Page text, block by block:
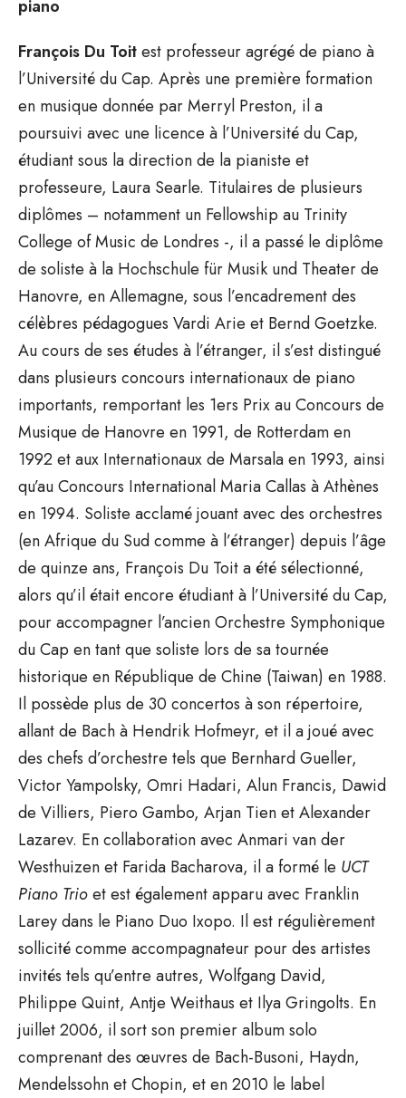
piano
François Du Toitest professeur agrégé de piano à
l’Université du Cap. Après une première formation
en musique donnée par Merryl Preston, il a
poursuivi avec une licence à l’Université du Cap,
étudiant sous la direction de la pianiste et
professeure, Laura Searle. Titulaires de plusieurs
diplômes – notamment un Fellowship au Trinity
College of Music de Londres -, il a passé le diplôme
de soliste à la Hochschule für Musik und Theater de
Hanovre, en Allemagne, sous l’encadrement des
célèbres pédagogues Vardi Arie et Bernd Goetzke.
Au cours de ses études à l’étranger, il s’est distingué
dans plusieurs concours internationaux de piano
importants, remportant les 1ers Prix au Concours de
Musique de Hanovre en 1991, de Rotterdam en
1992 et aux Internationaux de Marsala en 1993, ainsi
qu’au Concours International Maria Callas à Athènes
en 1994. Soliste acclamé jouant avec des orchestres
(en Afrique du Sud comme à l’étranger) depuis l’âge
de quinze ans, François Du Toit a été sélectionné,
alors qu’il était encore étudiant à l’Université du Cap,
pour accompagner l’ancien Orchestre Symphonique
du Cap en tant que soliste lors de sa tournée
historique en République de Chine (Taiwan) en 1988.
Il possède plus de 30 concertos à son répertoire,
allant de Bach à Hendrik Hofmeyr, et il a joué avec
des chefs d’orchestre tels que Bernhard Gueller,
Victor Yampolsky, Omri Hadari, Alun Francis, Dawid
de Villiers, Piero Gambo, Arjan Tien et Alexander
Lazarev. En collaboration avec Anmari van der
Westhuizen et Farida Bacharova, il a formé le UCT
Piano Trioet est également apparu avec Franklin
Larey dans le Piano Duo Ixopo. Il est régulièrement
sollicité comme accompagnateur pour des artistes
invités tels qu’entre autres, Wolfgang David,
Philippe Quint, Antje Weithaus et Ilya Gringolts. En
juillet 2006, il sort son premier album solo
comprenant des œuvres de Bach-Busoni, Haydn,
Mendelssohn et Chopin, et en 2010 le label